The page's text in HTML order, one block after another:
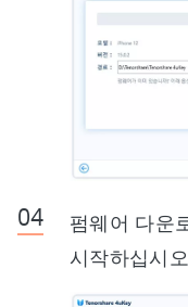
펌웨어 다운
시작하십시오.